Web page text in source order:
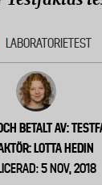
LABORATORIETEST
BETALT AV:
LOTTA HEDIN
5 NOV, 2018